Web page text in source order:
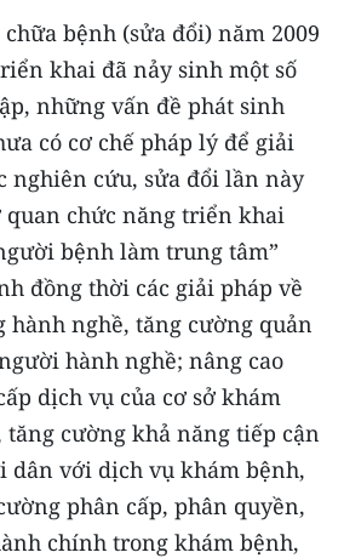
bệnh (sửa đổi) năm 2009
khai đã nảy sinh một số
những vấn đề phát sinh
có cơ chế pháp lý để giải
nghiên cứu, sửa đổi lần này
quan chức năng triển khai
bệnh làm trung tâm”
đồng thời các giải pháp về
hành nghề, tăng cường quản
hành nghề; nâng cao
dịch vụ của cơ sở khám
cường khả năng tiếp cận
dân với dịch vụ khám bệnh,
phân cấp, phân quyền,
chính trong khám bệnh,